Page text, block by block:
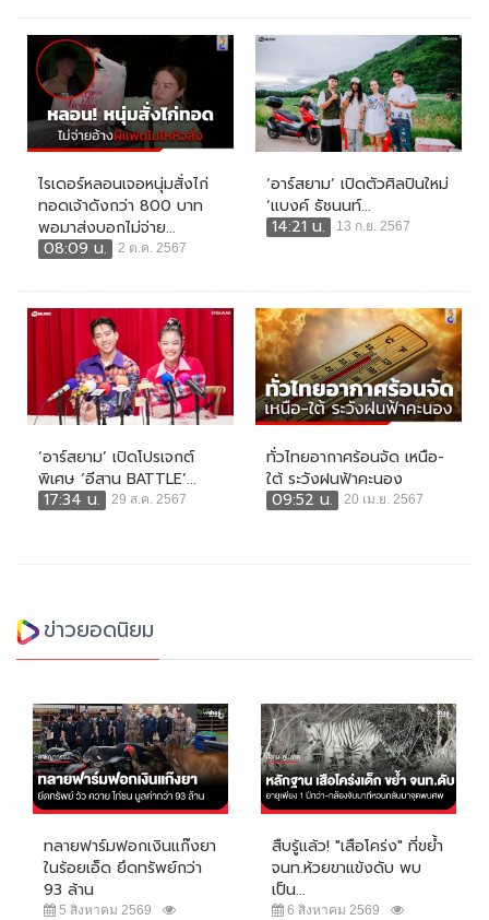
ไรเดอร์หลอนเจอหนุ่มสั่งไก่
ทอดเจ้าดังกว่า 800 บาท
พอมาส่งบอกไม่จ่าย...
08:09 น.
2 ต.ค. 2567
‘อาร์สยาม’ เปิดตัวศิลปินใหม่
‘แบงค์ ธัชนนท์...
14:21 น.
13 ก.ย. 2567
‘อาร์สยาม’ เปิดโปรเจกต์
พิเศษ ‘อีสาน BATTLE’...
17:34 น.
29 ส.ค. 2567
ทั่วไทยอากาศร้อนจัด เหนือ-
ใต้ ระวังฝนฟ้าคะนอง
09:52 น.
20 เม.ย. 2567
ข่าวยอดนิยม
ทลายฟาร์มฟอกเงินแก๊งยา
ในร้อยเอ็ด ยึดทรัพย์กว่า
93 ล้าน
5 สิงหาคม 2569
สืบรู้แล้ว! "เสือโคร่ง" ที่ขย้ำ
จนท.ห้วยขาแข้งดับ พบ
เป็น...
6 สิงหาคม 2569